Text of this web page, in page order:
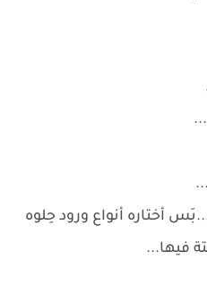
أختاره أنواع ورود حِلوه
فيها...